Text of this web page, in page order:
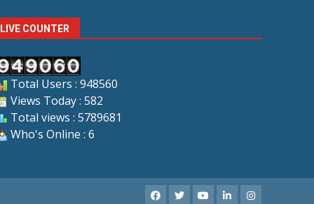
LIVE COUNTER
Total Users : 948560
Views Today : 582
Total views : 5789681
Who's Online : 6
Facebook
X YoutubeLinkedInInstagram